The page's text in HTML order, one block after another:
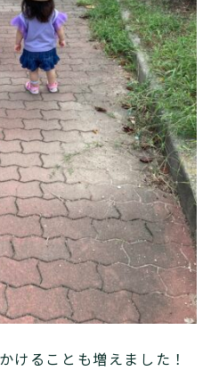
けることも増えました！